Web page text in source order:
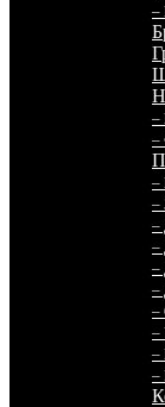
–
–
–
–
–
–
–
–
–
–
–
–
–